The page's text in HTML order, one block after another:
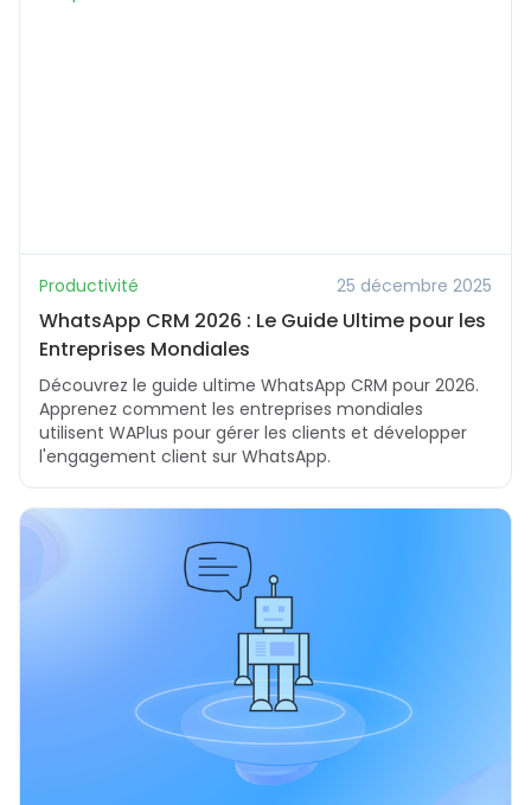
Productivité 25 décembre 2025
WhatsApp CRM 2026 : Le Guide Ultime pour les
Entreprises Mondiales
Découvrez le guide ultime WhatsApp CRM pour 2026.
Apprenez comment les entreprises mondiales
utilisent WAPlus pour gérer les clients et développer
l'engagement client sur WhatsApp.